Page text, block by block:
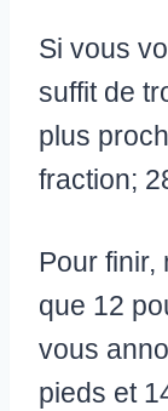
Si vous
suffit de
plus
fraction;
Pour finir,
que 12
vous
pieds et